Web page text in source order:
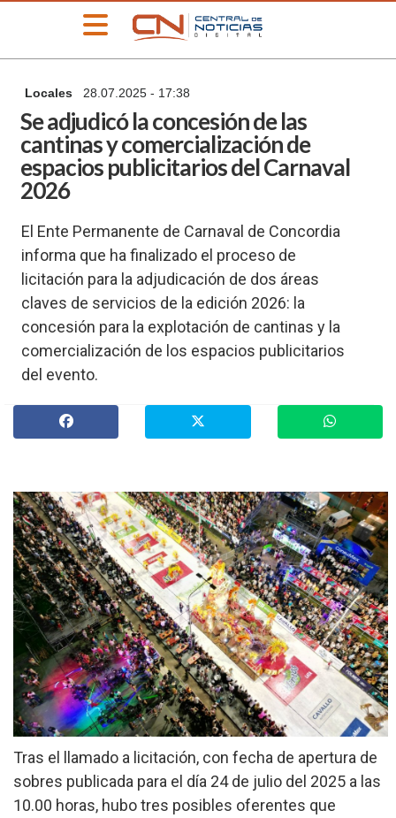
PORTADA
»
Deportes
Educación
Información
General
Locales
Nacionales
Policiales
»
Provinciales
»
Cultura
»
Economía
»
Espectáculos
»
Internacionales
»
Judiciales
»
Política
Locales 28.07.2025 - 17:38
Se adjudicó la concesión de las
cantinas y comercialización de
espacios publicitarios del Carnaval
2026
El Ente Permanente de Carnaval de Concordia
informa que ha finalizado el proceso de
licitación para la adjudicación de dos áreas
claves de servicios de la edición 2026: la
concesión para la explotación de cantinas y la
comercialización de los espacios publicitarios
del evento.
Tras el llamado a licitación, con fecha de apertura de
sobres publicada para el día 24 de julio del 2025 a las
10.00 horas, hubo tres posibles oferentes que